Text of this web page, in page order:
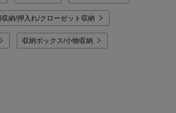
納/押入れ/クローゼット収納
収納ボックス/小物収納